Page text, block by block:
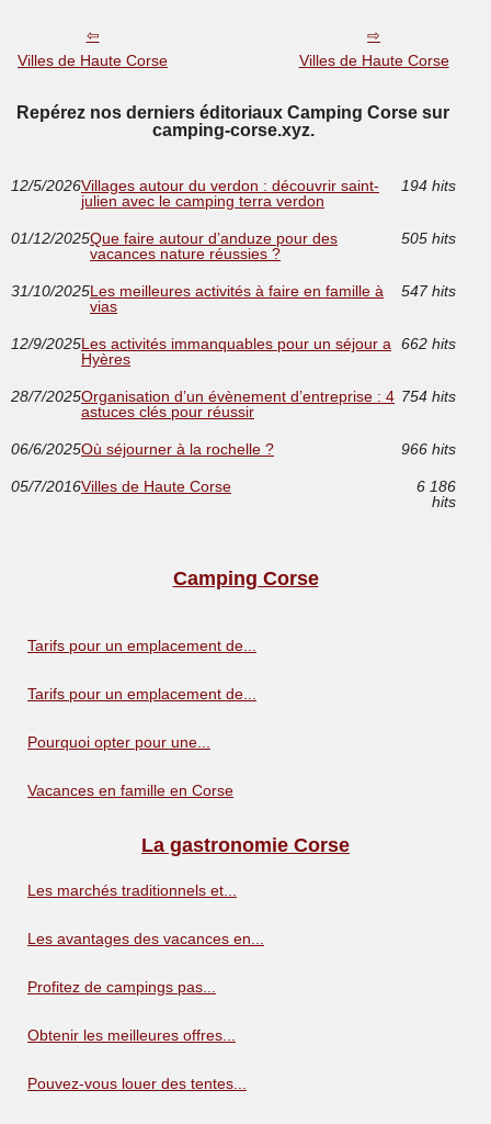
Villes de Haute Corse Villes de Haute Corse
Repérez nos derniers éditoriaux Camping Corse sur
camping-corse.xyz.
12/5/2026Villages autour du verdon : découvrir saint-
julien avec le camping terra verdon
194 hits
01/12/2025Que faire autour d’anduze pour des
vacances nature réussies ?
505 hits
31/10/2025Les meilleures activités à faire en famille à
vias
547 hits
12/9/2025Les activités immanquables pour un séjour a
Hyères
662 hits
28/7/2025Organisation d’un évènement d’entreprise : 4
astuces clés pour réussir
754 hits
06/6/2025Où séjourner à la rochelle ? 966 hits
05/7/2016Villes de Haute Corse
6 186
hits
Camping Corse
Tarifs pour un emplacement de...
Tarifs pour un emplacement de...
Pourquoi opter pour une...
Vacances en famille en Corse
La gastronomie Corse
Les marchés traditionnels et...
Les avantages des vacances en...
Profitez de campings pas...
Obtenir les meilleures offres...
Pouvez-vous louer des tentes...